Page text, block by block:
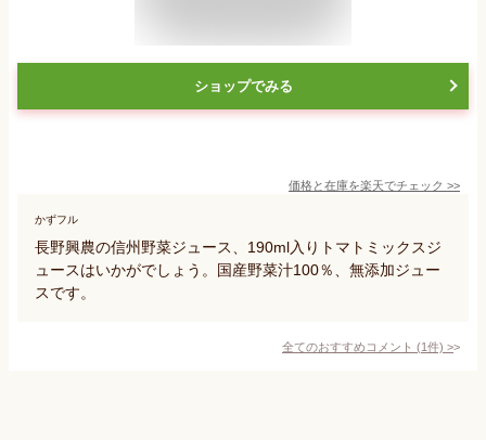
ショップでみる
価格と在庫を楽天でチェック >>
かずフル
長野興農の信州野菜ジュース、190ml入りトマトミックスジ
ュースはいかがでしょう。国産野菜汁100％、無添加ジュー
スです。
全てのおすすめコメント (1件) >